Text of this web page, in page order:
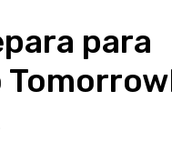
para